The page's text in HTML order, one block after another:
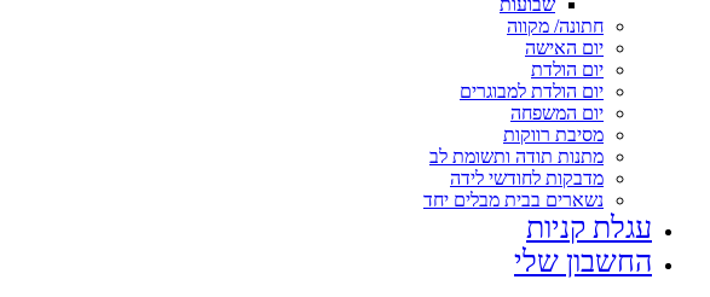
שבועות
חתונה/ מקווה
יום האישה
יום הולדת
יום הולדת למבוגרים
יום המשפחה
מסיבת רווקות
מתנות תודה ותשומת לב
מדבקות לחודשי לידה
נשארים בבית מבלים יחד
עגלת קניות
החשבון שלי